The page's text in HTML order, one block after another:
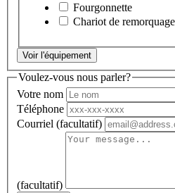
Fourgonnette
Chariot de remorquage
Voir l'équipement
Voulez-vous nous parler?
Votre nom
Téléphone
Courriel (facultatif)
(facultatif)